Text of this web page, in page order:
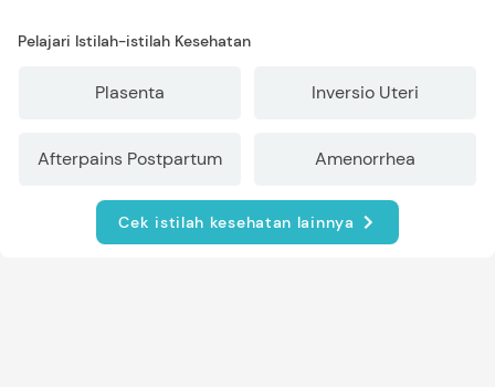
Pelajari Istilah-istilah Kesehatan
Plasenta Inversio Uteri
Afterpains Postpartum Amenorrhea
Cek istilah kesehatan lainnya